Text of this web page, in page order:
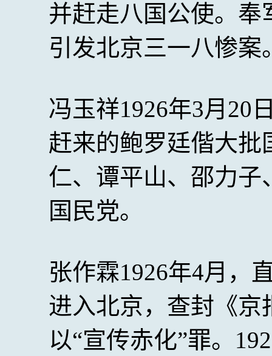
并赶走八国公使。
引发北京三一八惨案
冯玉祥1926年3月20
赶来的鲍罗廷偕大
仁、谭平山、邵力
国民党。
张作霖1926年4月，
进入北京，查封《
以“宣传赤化”罪。